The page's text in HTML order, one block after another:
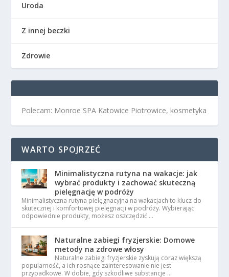
Uroda
Z innej beczki
Zdrowie
Polecam: Monroe SPA Katowice Piotrowice, kosmetyka
WARTO SPOJRZEĆ
Minimalistyczna rutyna na wakacje: jak
wybrać produkty i zachować skuteczną
pielęgnację w podróży
Minimalistyczna rutyna pielęgnacyjna na wakacjach to klucz do
skutecznej i komfortowej pielęgnacji w podróży. Wybierając
odpowiednie produkty, możesz oszczędzić …
Naturalne zabiegi fryzjerskie: Domowe
metody na zdrowe włosy
Naturalne zabiegi fryzjerskie zyskują coraz większą
popularność, a ich rosnące zainteresowanie nie jest
przypadkowe. W dobie, gdy szkodliwe substancje …